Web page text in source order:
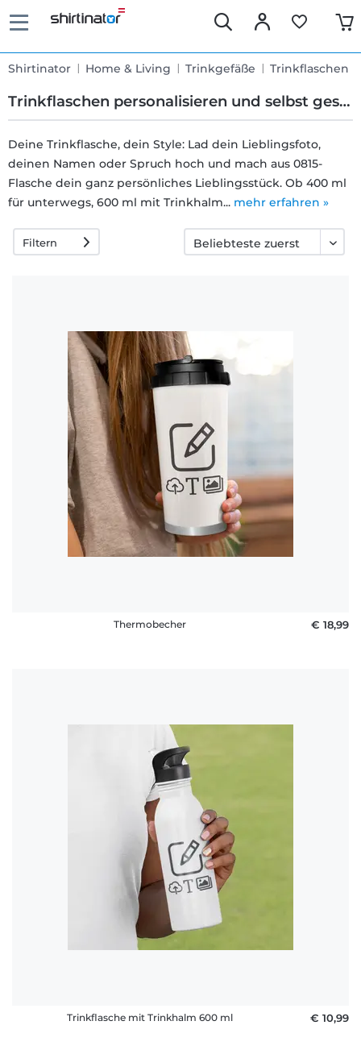
Shirtinator Home & Living Trinkgefäße Trinkflaschen
Trinkflaschen personalisieren und selbst gestalten
Schnelle
Lieferung
30 Tage
Häufige
Fragen
Deine Trinkflasche, dein Style: Lad dein Lieblingsfoto,
deinen Namen oder Spruch hoch und mach aus 0815-
Flasche dein ganz persönliches Lieblingsstück. Ob 400 ml
für unterwegs, 600 ml mit Trinkhalm... mehr erfahren »
Filtern
Thermobecher € 18,99
Trinkflasche mit Trinkhalm 600 ml € 10,99